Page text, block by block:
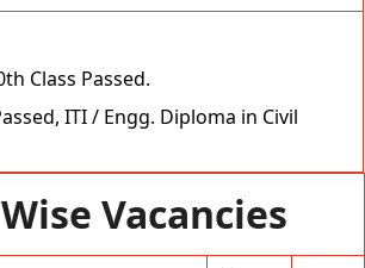
Class Passed.
ITI / Engg. Diploma in Civil
Vacancies